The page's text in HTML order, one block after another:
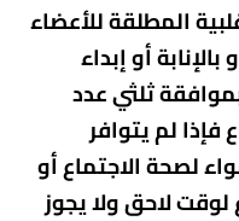
المطلقة للأعضاء
أو إبداء
ثلثي عدد
فإذا لم يتوافر
لصحة الاجتماع أو
لوقت لاحق ولا يجوز